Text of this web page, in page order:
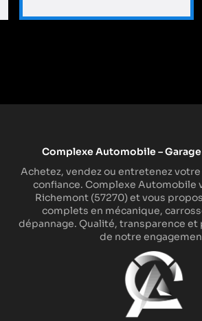
Complexe Automobile –
Achetez, vendez ou entretenez
confiance. Complexe Automobile
Richemont (57270) et vous
complets en mécanique,
dépannage. Qualité, transparence
de notre